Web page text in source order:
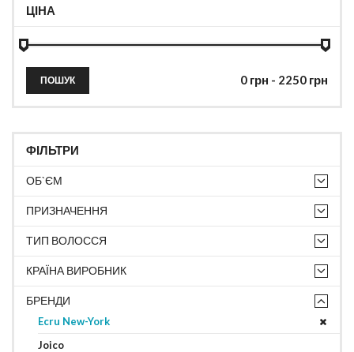
ЦІНА
ПОШУК
ФІЛЬТРИ
ОБ`ЄМ
ПРИЗНАЧЕННЯ
ТИП ВОЛОССЯ
КРАЇНА ВИРОБНИК
БРЕНДИ
Ecru New-York
Joico